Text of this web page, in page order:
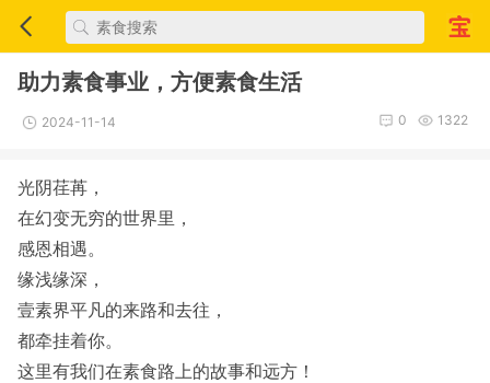
助力素食事业，方便素食生活
2024-11-14 1322
0
光阴荏苒，
在幻变无穷的世界里，
感恩相遇。
缘浅缘深，
壹素界平凡的来路和去往，
都牵挂着你。
这里有我们在素食路上的故事和远方！